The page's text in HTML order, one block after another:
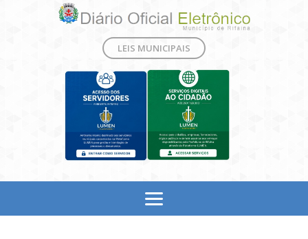
LEIS MUNICIPAIS